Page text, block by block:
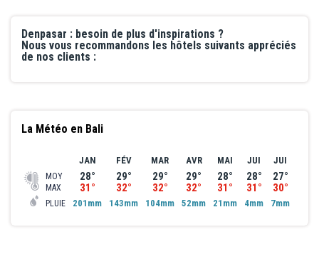
Denpasar : besoin de plus d'inspirations ?
Nous vous recommandons les hôtels suivants appréciés
de nos clients :
La Météo en Bali
MOY
MAX
PLUIE
JAN
28°
31°
201mm
FÉV
29°
32°
143mm
MAR
29°
32°
104mm
AVR
29°
32°
52mm
MAI
28°
31°
21mm
JUI
28°
31°
4mm
JUI
27°
30°
7mm